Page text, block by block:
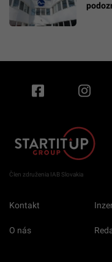
Člen združenia IAB Slovakia
Kontakt
O nás